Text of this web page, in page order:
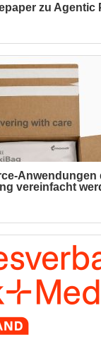
zu Agentic
Anwendungen
vereinfacht